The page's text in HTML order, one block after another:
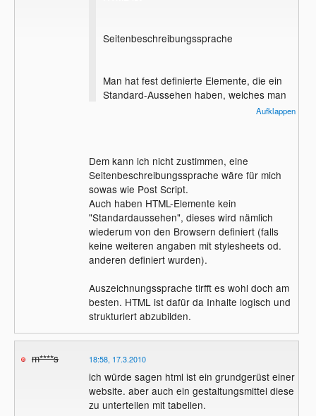
Seitenbeschreibungssprache
Man hat fest definierte Elemente, die ein
Standard-Aussehen haben, welches man
Aufklappen
Dem kann ich nicht zustimmen, eine
Seitenbeschreibungssprache wäre für mich
sowas wie Post Script.
Auch haben HTML-Elemente kein
"Standardaussehen", dieses wird nämlich
wiederum von den Browsern definiert (falls
keine weiteren angaben mit stylesheets od.
anderen definiert wurden).
Auszeichnungssprache tirfft es wohl doch am
besten. HTML ist dafür da Inhalte logisch und
strukturiert abzubilden.
m****s 18:58, 17.3.2010
ich würde sagen html ist ein grundgerüst einer
website. aber auch ein gestaltungsmittel diese
zu unterteilen mit tabellen.